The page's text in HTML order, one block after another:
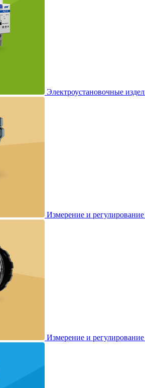
Электроустановочные
Измерение и
Измерение и